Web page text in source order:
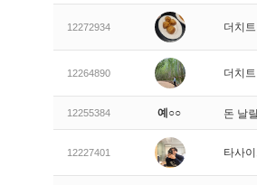
12272934 더치
12264890 더치
12255384 예○○ 돈 날
12227401 타사